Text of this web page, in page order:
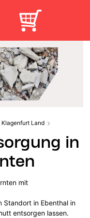
Klagenfurt Land
in
mit
Standort in Ebenthal in
entsorgen lassen.